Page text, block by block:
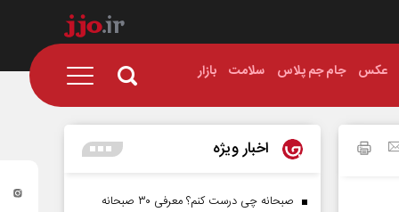
عکس جام جم پلاس سلامت بازار
اخبار ویژه
صبحانه چی درست کنم؟ معرفی ۳۰ صبحانه